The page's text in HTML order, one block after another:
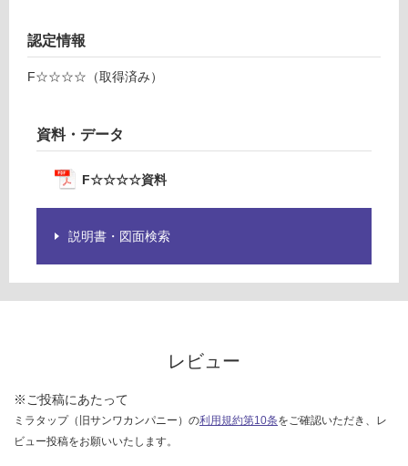
し
て
い
認定情報
F☆☆☆☆（取得済み）
資料・データ
F☆☆☆☆資料
説明書・図面検索
レビュー
※ご投稿にあたって
ミラタップ（旧サンワカンパニー）の利用規約第10条をご確認いただき、レ
ビュー投稿をお願いいたします。